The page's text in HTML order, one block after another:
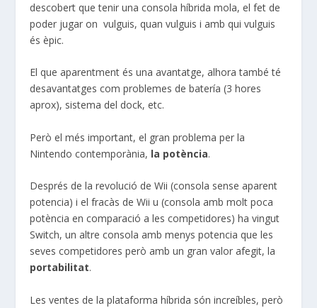
descobert que tenir una consola híbrida mola, el fet de
poder jugar on vulguis, quan vulguis i amb qui vulguis
és èpic.
El que aparentment és una avantatge, alhora també té
desavantatges com problemes de batería (3 hores
aprox), sistema del dock, etc.
Però el més important, el gran problema per la
Nintendo contemporània, la potència.
Després de la revolució de Wii (consola sense aparent
potencia) i el fracàs de Wii u (consola amb molt poca
potència en comparació a les competidores) ha vingut
Switch, un altre consola amb menys potencia que les
seves competidores però amb un gran valor afegit, la
portabilitat.
Les ventes de la plataforma híbrida són increíbles, però